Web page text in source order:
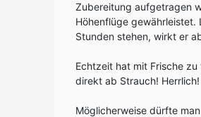
Zubereitung aufgetragen
Höhenflüge gewährleistet.
Stunden stehen, wirkt er
Echtzeit hat mit Frische
direkt ab Strauch! Herrlich!
Möglicherweise dürfte